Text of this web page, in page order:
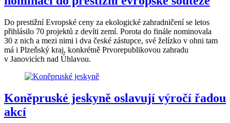
Do prestižní Evropské ceny za ekologické zahradničení se letos
přihlásilo 70 projektů z devíti zemí. Porota do finále nominovala
30 z nich a mezi nimi i dva české zástupce, své želízko v ohni tam
má i Plzeňský kraj, konkrétně Prvorepublikovou zahradu
v Janovicích nad Úhlavou.
Koněpruské jeskyně oslavují výročí řadou
akcí